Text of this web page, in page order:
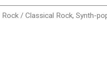
Rock / Classical Rock,Synth-